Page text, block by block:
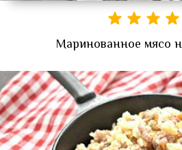
Маринованное мясо